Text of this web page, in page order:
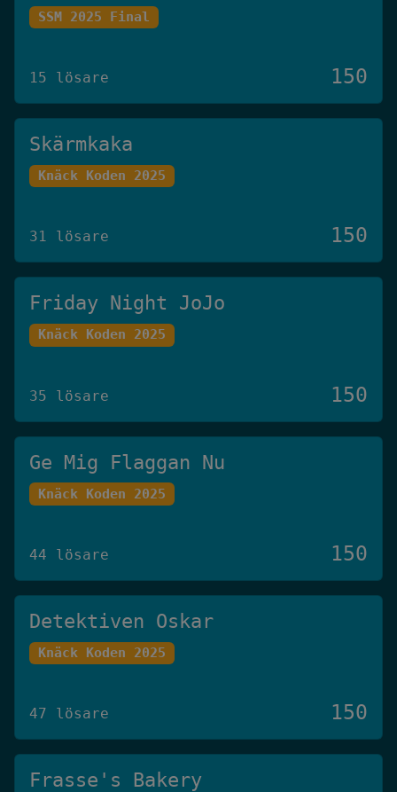
SSM 2025 Final
15 lösare 150
Skärmkaka
Knäck Koden 2025
31 lösare 150
Friday Night JoJo
Knäck Koden 2025
35 lösare 150
Ge Mig Flaggan Nu
Knäck Koden 2025
44 lösare 150
Detektiven Oskar
Knäck Koden 2025
47 lösare 150
Frasse's Bakery